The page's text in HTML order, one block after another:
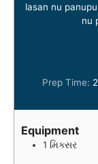
lasan nu
nu
Prep Time:
Equipment
1 મિક્સર